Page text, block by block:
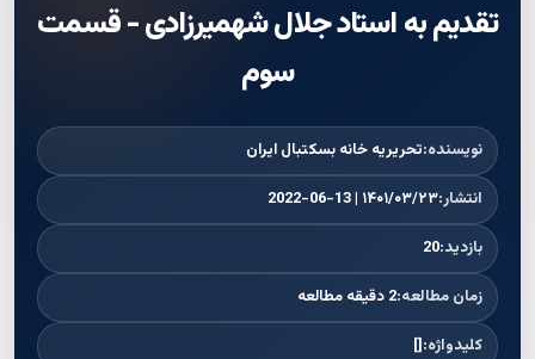
تقدیم به استاد جلال شهمیرزادی - قسمت
سوم
نویسنده:تحریریه خانه بسکتبال ایران
انتشار:۱۴۰۱/۰۳/۲۳ | 2022-06-13
بازدید:20
زمان مطالعه:2 دقیقه مطالعه
کلیدواژه:[]